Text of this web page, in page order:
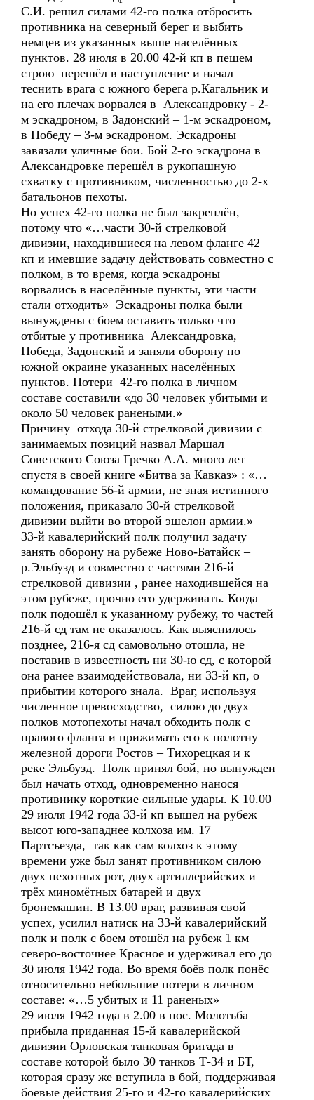
С.И. решил силами 42-го полка отбросить
противника на северный берег и выбить
немцев из указанных выше населённых
пунктов. 28 июля в 20.00 42-й кп в пешем
строю перешёл в наступление и начал
теснить врага с южного берега р.Кагальник и
на его плечах ворвался в Александровку - 2-
м эскадроном, в Задонский – 1-м эскадроном,
в Победу – 3-м эскадроном. Эскадроны
завязали уличные бои. Бой 2-го эскадрона в
Александровке перешёл в рукопашную
схватку с противником, численностью до 2-х
батальонов пехоты.
Но успех 42-го полка не был закреплён,
потому что «…части 30-й стрелковой
дивизии, находившиеся на левом фланге 42
кп и имевшие задачу действовать совместно с
полком, в то время, когда эскадроны
ворвались в населённые пункты, эти части
стали отходить» Эскадроны полка были
вынуждены с боем оставить только что
отбитые у противника Александровка,
Победа, Задонский и заняли оборону по
южной окраине указанных населённых
пунктов. Потери 42-го полка в личном
составе составили «до 30 человек убитыми и
около 50 человек ранеными.»
Причину отхода 30-й стрелковой дивизии с
занимаемых позиций назвал Маршал
Советского Союза Гречко А.А. много лет
спустя в своей книге «Битва за Кавказ» : «…
командование 56-й армии, не зная истинного
положения, приказало 30-й стрелковой
дивизии выйти во второй эшелон армии.»
33-й кавалерийский полк получил задачу
занять оборону на рубеже Ново-Батайск –
р.Эльбузд и совместно с частями 216-й
стрелковой дивизии , ранее находившейся на
этом рубеже, прочно его удерживать. Когда
полк подошёл к указанному рубежу, то частей
216-й сд там не оказалось. Как выяснилось
позднее, 216-я сд самовольно отошла, не
поставив в известность ни 30-ю сд, с которой
она ранее взаимодействовала, ни 33-й кп, о
прибытии которого знала. Враг, используя
численное превосходство, силою до двух
полков мотопехоты начал обходить полк с
правого фланга и прижимать его к полотну
железной дороги Ростов – Тихорецкая и к
реке Эльбузд. Полк принял бой, но вынужден
был начать отход, одновременно нанося
противнику короткие сильные удары. К 10.00
29 июля 1942 года 33-й кп вышел на рубеж
высот юго-западнее колхоза им. 17
Партсъезда, так как сам колхоз к этому
времени уже был занят противником силою
двух пехотных рот, двух артиллерийских и
трёх миномётных батарей и двух
бронемашин. В 13.00 враг, развивая свой
успех, усилил натиск на 33-й кавалерийский
полк и полк с боем отошёл на рубеж 1 км
северо-восточнее Красное и удерживал его до
30 июля 1942 года. Во время боёв полк понёс
относительно небольшие потери в личном
составе: «…5 убитых и 11 раненых»
29 июля 1942 года в 2.00 в пос. Молотьба
прибыла приданная 15-й кавалерийской
дивизии Орловская танковая бригада в
составе которой было 30 танков Т-34 и БТ,
которая сразу же вступила в бой, поддерживая
боевые действия 25-го и 42-го кавалерийских